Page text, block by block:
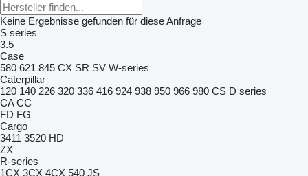
Keine Ergebnisse gefunden für diese Anfrage
S series
3.5
Case
580 621 845 CX SR SV W-series
Caterpillar
120 140 226 320 336 416 924 938 950 966 980 CS D series
CA CC
FD FG
Cargo
3411 3520 HD
ZX
R-series
1CX 3CX 4CX 540 JS